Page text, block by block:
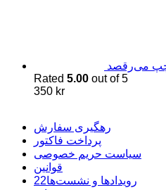
چپ می‌رقصد
Rated 5.00 out of 5
350 kr
رهگیری سفارش
پرداخت فاکتور
سیاست حریم خصوصی
قوانین
22رویدادها و نشست‌ها